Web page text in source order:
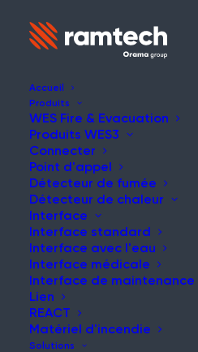
Accueil
Produits
WES Fire & Evacuation
Produits WES3
Connecter
Point d'appel
Détecteur de fumée
Détecteur de chaleur
Interface
Interface standard
Interface avec l'eau
Interface médicale
Interface de maintenance
Lien
REACT
Matériel d'incendie
Solutions
NOUVELLES
Mois national
sécurité au